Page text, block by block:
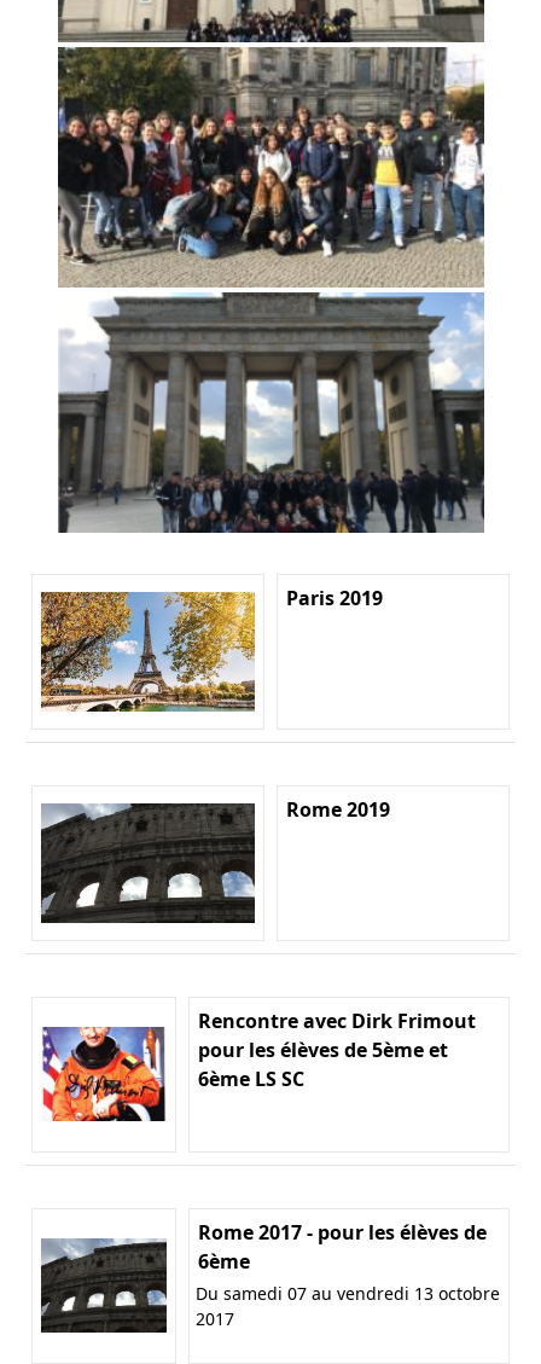
Paris 2019
Rome 2019
Rencontre avec Dirk Frimout
pour les élèves de 5ème et
6ème LS SC
Rome 2017 - pour les élèves de
6ème
Du samedi 07 au vendredi 13 octobre
2017